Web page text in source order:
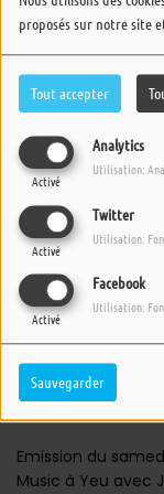
proposés sur notre site
Tout accepter
Analytics
Activé
Utilisation:
Twitter
Activé
Utilisation:
Facebook
Activé
Utilisation:
Sauvegarder
22 OCTOBRE 2022 -
ÉCOUTER LE
Emission du
Music à Yeu avec